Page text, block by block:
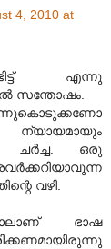
4, 2010 at
എന്നു
സന്തോഷം.
ചർച്ച. ഒരു
വഴി.
ഭാഷ